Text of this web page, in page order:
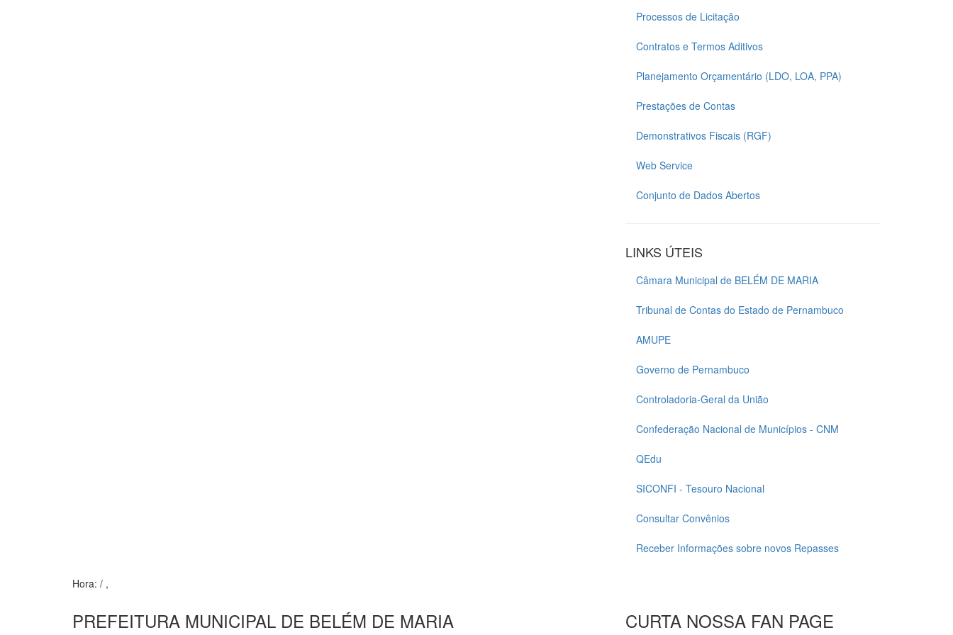
Processos de Licitação
Contratos e Termos Aditivos
Planejamento Orçamentário (LDO, LOA, PPA)
Prestações de Contas
Demonstrativos Fiscais (RGF)
Web Service
Conjunto de Dados Abertos
LINKS ÚTEIS
Câmara Municipal de BELÉM DE MARIA
Tribunal de Contas do Estado de Pernambuco
AMUPE
Governo de Pernambuco
Controladoria-Geral da União
Confederação Nacional de Municípios - CNM
QEdu
SICONFI - Tesouro Nacional
Consultar Convênios
Receber Informações sobre novos Repasses
Hora: / ,
PREFEITURA MUNICIPAL DE BELÉM DE MARIA CURTA NOSSA FAN PAGE